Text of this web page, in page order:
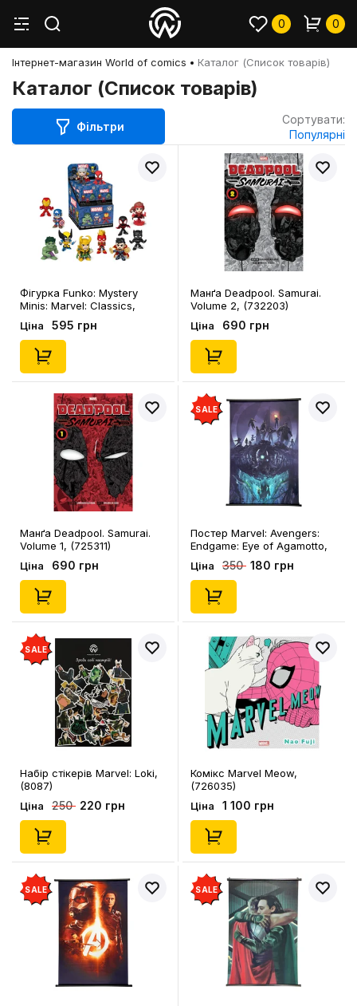
0 0
Інтернет-магазин World of comics Каталог (Список товарів)
Каталог (Список товарів)
Фільтри
Сортувати:
Популярні
Фігурка Funko: Mystery
Minis: Marvel: Classics,
(82501)
Ціна 595 грн
Манґа Deadpool. Samurai.
Volume 2, (732203)
Ціна 690 грн
Манґа Deadpool. Samurai.
Volume 1, (725311)
Ціна 690 грн
SALE
Постер Marvel: Avengers:
Endgame: Eye of Agamotto,
(400449)
Ціна 350 180 грн
SALE
Набір стікерів Marvel: Loki,
(8087)
Ціна 250 220 грн
Комікс Marvel Meow,
(726035)
Ціна 1 100 грн
SALE SALE